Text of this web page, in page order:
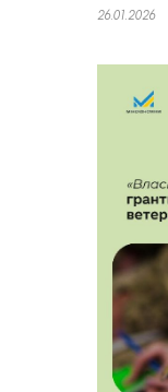
26.01.2026